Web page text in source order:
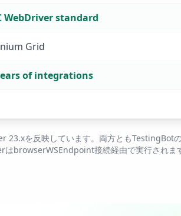
WebDriver standard
Grid
of integrations
を反映しています。両方ともTestingBot
はbrowserWSEndpoint接続経由で実行されま